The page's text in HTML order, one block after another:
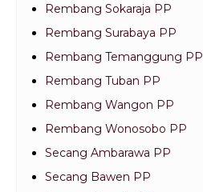
Rembang Sokaraja PP
Rembang Surabaya PP
Rembang Temanggung PP
Rembang Tuban PP
Rembang Wangon PP
Rembang Wonosobo PP
Secang Ambarawa PP
Secang Bawen PP